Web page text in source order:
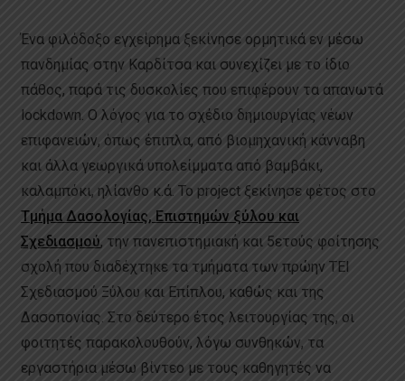
Ένα φιλόδοξο εγχείρημα ξεκίνησε ορμητικά εν μέσω
πανδημίας στην Καρδίτσα και συνεχίζει με το ίδιο
πάθος, παρά τις δυσκολίες που επιφέρουν τα απανωτά
lockdown. Ο λόγος για το σχέδιο δημιουργίας νέων
επιφανειών, όπως έπιπλα, από βιομηχανική κάνναβη
και άλλα γεωργικά υπολείμματα από βαμβάκι,
καλαμπόκι, ηλίανθο κ.ά. Το project ξεκίνησε φέτος στο
Τμήμα Δασολογίας, Επιστημών ξύλου και
Σχεδιασμού, την πανεπιστημιακή και 5ετούς φοίτησης
σχολή που διαδέχτηκε τα τμήματα των πρώην ΤΕΙ
Σχεδιασμού Ξύλου και Επίπλου, καθώς και της
Δασοπονίας. Στο δεύτερο έτος λειτουργίας της, οι
φοιτητές παρακολουθούν, λόγω συνθηκών, τα
εργαστήρια μέσω βίντεο με τους καθηγητές να